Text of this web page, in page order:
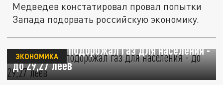
Медведев констатировал провал попытки
Запада подорвать российскую экономику.
В Молдавии подорожал газ для населения -
до 29,27 леев
ЭКОНОМИКА